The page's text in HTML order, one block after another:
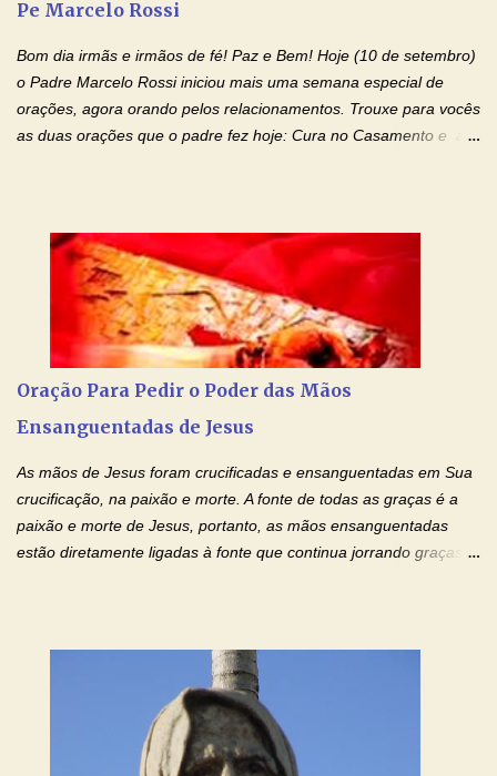
os padrões de enfermidade física transmitidos em minha linha de
os laços...
Pe Marcelo Rossi
Bom dia irmãs e irmãos de fé! Paz e Bem! Hoje (10 de setembro)
o Padre Marcelo Rossi iniciou mais uma semana especial de
orações, agora orando pelos relacionamentos. Trouxe para vocês
as duas orações que o padre fez hoje: Cura no Casamento e a
com o Momento de Fé. Que Deus abençoe e que todo
relacionamento seja fortalecido e curado no amor Ágape de
Jesus. Adriana-Devoção e Fé Mensagem do Padre Marcelo Rossi
em seu Facebook: Amados, iniciamos uma semana para orar
pelos relacionamentos. Diz a Bíblia sagrada: "O amor é paciente,
de orgulho. Nada faz de inconveniente, não procura o seu próprio
interesse, não se irrita, não guarda rancor. Não se alegra com a
Oração Para Pedir o Poder das Mãos
Ensanguentadas de Jesus
As mãos de Jesus foram crucificadas e ensanguentadas em Sua
crucificação, na paixão e morte. A fonte de todas as graças é a
paixão e morte de Jesus, portanto, as mãos ensanguentadas
estão diretamente ligadas à fonte que continua jorrando graças
ensanguentadas, chagadas e abertas, sobre mim, neste
momento. Sinto-me completamente sem forças para prosseguir,
carregando as minhas cruzes. Preciso que a força e o poder de
Tuas Mãos, que suportaram a mais profunda dor ao serem
pregadas na Cruz, reergam-me e curem-me agora. Jesus, não